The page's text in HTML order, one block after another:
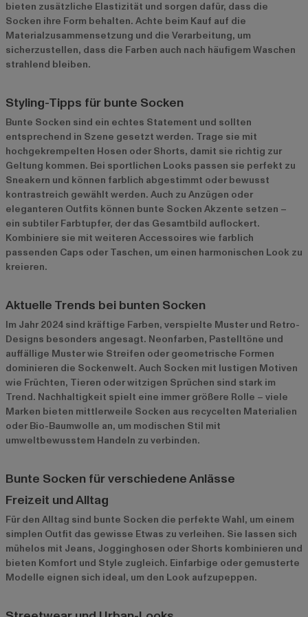
bieten zusätzliche Elastizität und sorgen dafür, dass die
Socken ihre Form behalten. Achte beim Kauf auf die
Materialzusammensetzung und die Verarbeitung, um
sicherzustellen, dass die Farben auch nach häufigem Waschen
strahlend bleiben.
Styling-Tipps für bunte Socken
Bunte Socken sind ein echtes Statement und sollten
entsprechend in Szene gesetzt werden. Trage sie mit
hochgekrempelten Hosen oder Shorts, damit sie richtig zur
Geltung kommen. Bei sportlichen Looks passen sie perfekt zu
Sneakern und können farblich abgestimmt oder bewusst
kontrastreich gewählt werden. Auch zu Anzügen oder
eleganteren Outfits können bunte Socken Akzente setzen –
ein subtiler Farbtupfer, der das Gesamtbild auflockert.
Kombiniere sie mit weiteren Accessoires wie farblich
passenden Caps oder Taschen, um einen harmonischen Look zu
kreieren.
Aktuelle Trends bei bunten Socken
Im Jahr 2024 sind kräftige Farben, verspielte Muster und Retro-
Designs besonders angesagt. Neonfarben, Pastelltöne und
auffällige Muster wie Streifen oder geometrische Formen
dominieren die Sockenwelt. Auch Socken mit lustigen Motiven
wie Früchten, Tieren oder witzigen Sprüchen sind stark im
Trend. Nachhaltigkeit spielt eine immer größere Rolle – viele
Marken bieten mittlerweile Socken aus recycelten Materialien
oder Bio-Baumwolle an, um modischen Stil mit
umweltbewusstem Handeln zu verbinden.
Bunte Socken für verschiedene Anlässe
Freizeit und Alltag
Für den Alltag sind bunte Socken die perfekte Wahl, um einem
simplen Outfit das gewisse Etwas zu verleihen. Sie lassen sich
mühelos mit Jeans, Jogginghosen oder Shorts kombinieren und
bieten Komfort und Style zugleich. Einfarbige oder gemusterte
Modelle eignen sich ideal, um den Look aufzupeppen.